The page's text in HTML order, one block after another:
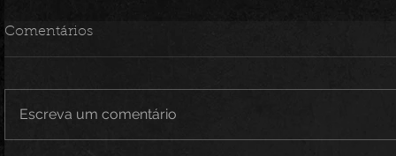
Comentários
Escreva um comentário